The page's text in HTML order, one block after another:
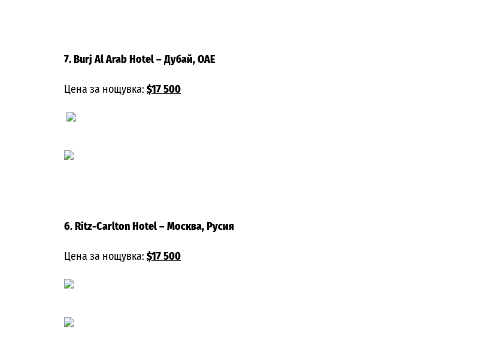
7. Burj Al Arab Hotel– Дубай, ОАЕ
Цена за нощувка: $17 500
6. Ritz-Carlton Hotel– Москва, Русия
Цена за нощувка: $17 500